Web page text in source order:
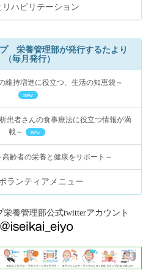
査から知る前立腺がんの早期発見
康維持につなげる歯の健康相談会
裂の「治る」を共に考える交流フォー
座開催のお知らせ 第234回「つらい
13:40～（約30分）］
ト手術への理解を深める解説動画公
と乳幼児の発熱・病気を学ぶ無料セ
リハビリテーション
栄養管理部が発行するたより
（毎月発行）
維持増進に役立つ、生活の知恵袋～
new
患者さんの食事療法に役立つ情報が満
載～
new
高齢者の栄養と健康をサポート～
ランティアメニュー
栄養管理部公式twitterアカウント